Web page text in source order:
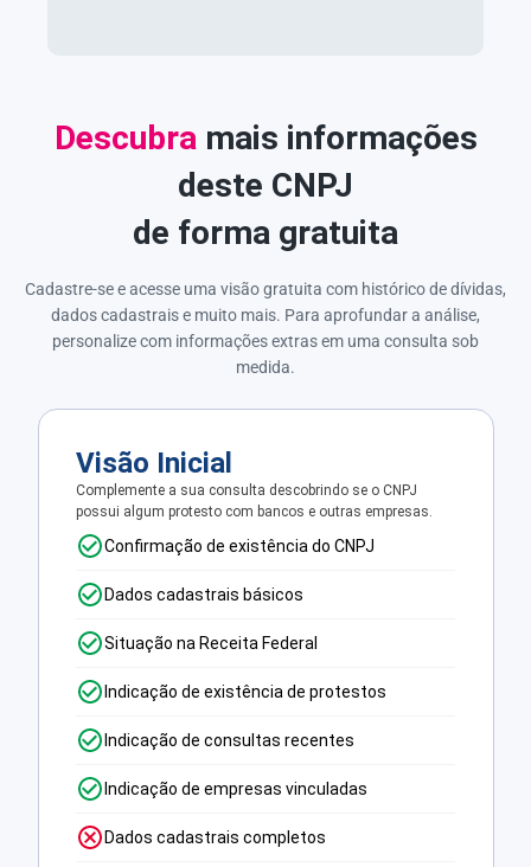
Descubra mais informações
deste CNPJ
de forma gratuita
Cadastre-se e acesse uma visão gratuita com histórico de dívidas,
dados cadastrais e muito mais. Para aprofundar a análise,
personalize com informações extras em uma consulta sob
medida.
Visão Inicial
Complemente a sua consulta descobrindo se o CNPJ
possui algum protesto com bancos e outras empresas.
Confirmação de existência do CNPJ
Dados cadastrais básicos
Situação na Receita Federal
Indicação de existência de protestos
Indicação de consultas recentes
Indicação de empresas vinculadas
Dados cadastrais completos